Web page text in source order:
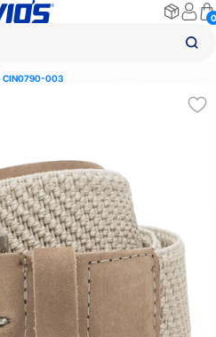
0
CIN0790-003